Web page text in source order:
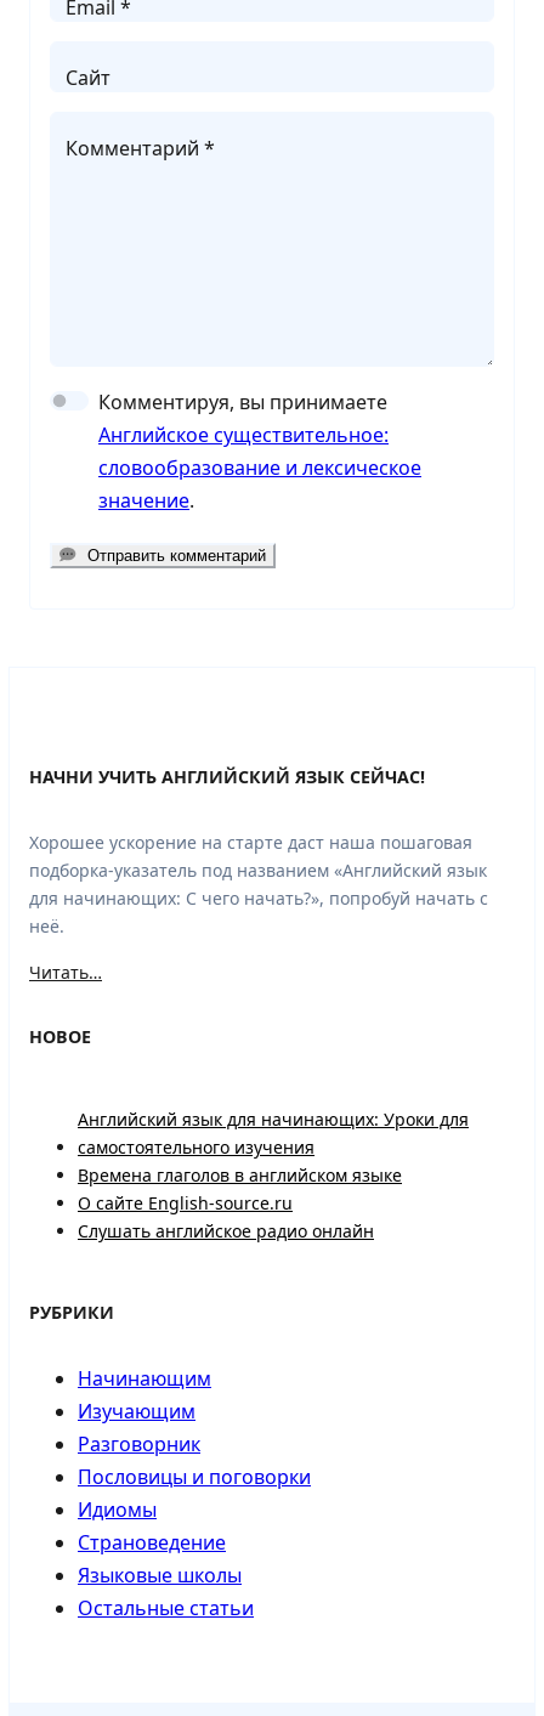
Email *
Сайт
Комментарий *
Комментируя, вы принимаете
Английское существительное:
словообразование и лексическое
значение.
Отправить комментарий
НАЧНИ УЧИТЬ АНГЛИЙСКИЙ ЯЗЫК СЕЙЧАС!
Хорошее ускорение на старте даст наша пошаговая
подборка-указатель под названием «Английский язык
для начинающих: С чего начать?», попробуй начать с
неё.
Читать…
НОВОЕ
Английский язык для начинающих: Уроки для
самостоятельного изучения
Времена глаголов в английском языке
О сайте English-source.ru
Слушать английское радио онлайн
РУБРИКИ
Начинающим
Изучающим
Разговорник
Пословицы и поговорки
Идиомы
Страноведение
Языковые школы
Остальные статьи